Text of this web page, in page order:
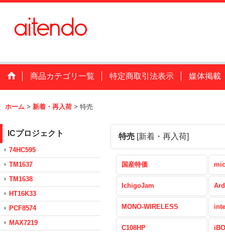
商品カテゴリ一覧 特定商取引法表示 媒体掲載
ホーム > 新着・再入荷 > 特売
ICプロジェクト
74HC595
TM1637
TM1638
HT16K33
PCF8574
MAX7219
特売 [新着・再入荷]
国産特価
IchigoJam
MONO-WIRELESS
C108HP